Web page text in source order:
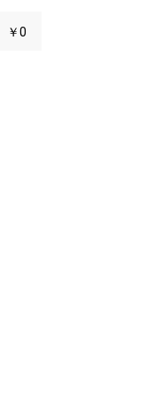
￥0